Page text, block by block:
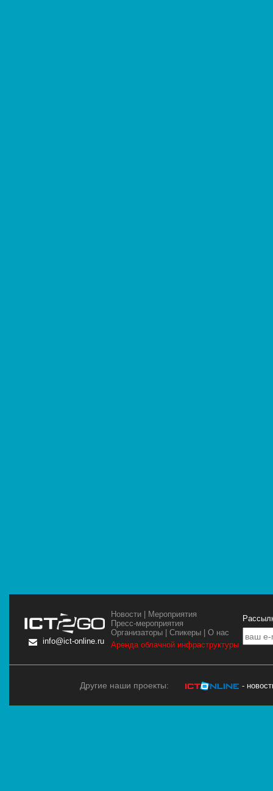
info@ict-online.ru
Новости
Мероприятия
Пресс-мероприятия
Организаторы |Спикеры |О нас
Аренда облачной инфраструктуры
Другие наши проекты: -